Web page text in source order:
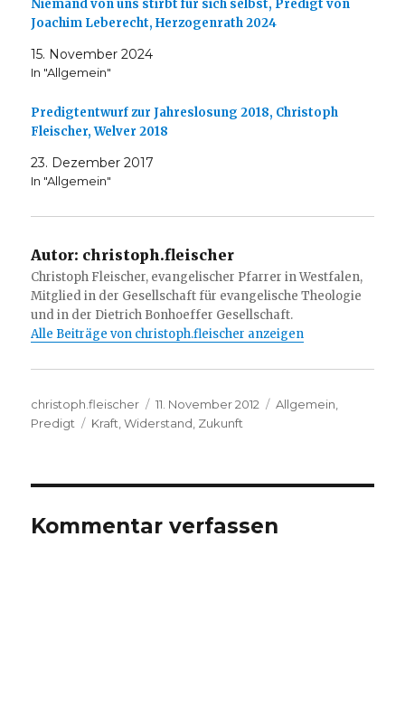
Niemand von uns stirbt für sich selbst, Predigt von
Joachim Leberecht, Herzogenrath 2024
15. November 2024
In "Allgemein"
Predigtentwurf zur Jahreslosung 2018, Christoph
Fleischer, Welver 2018
23. Dezember 2017
In "Allgemein"
Autor: christoph.fleischer
Christoph Fleischer, evangelischer Pfarrer in Westfalen,
Mitglied in der Gesellschaft für evangelische Theologie
und in der Dietrich Bonhoeffer Gesellschaft.
Alle Beiträge von christoph.fleischer anzeigen
Autor
christoph.fleischer
Veröffentlicht
am
11. November 2012 Kategorien
Allgemein
Predigt
Schlagwörter
Kraft ,Widerstand Zukunft
Kommentar verfassen